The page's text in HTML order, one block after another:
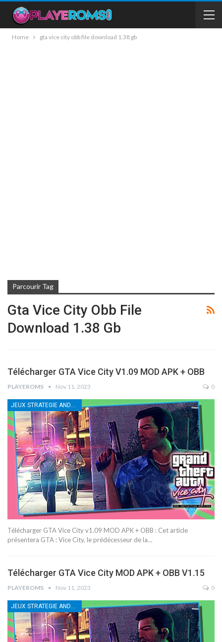
Home gta vice city obb file download 1.38 gb
Parcourir Tag
Gta Vice City Obb File
Download 1.38 Gb
Télécharger GTA Vice City V1.09 MOD APK + OBB
PLAYEROMS Nov 11, 2023 0
JEUX STRATEGIE ANDROID
Télécharger GTA Vice City v1.09 MOD APK + OBB : Cet article
présentera GTA : Vice City, le prédécesseur de la…
Télécharger GTA Vice City MOD APK + OBB V1.15
PLAYEROMS Nov 11, 2023 0
JEUX STRATEGIE ANDROID